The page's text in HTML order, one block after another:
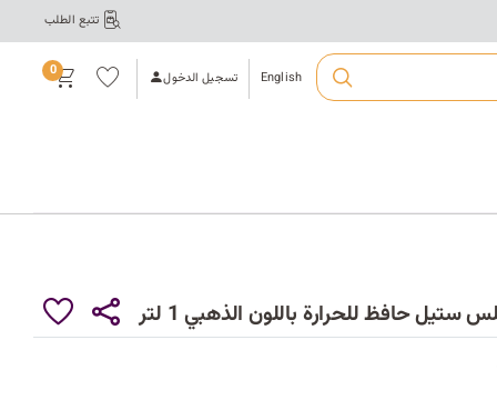
تتبع الطلب
ت
أ
ك
ال
ع
English تسجيل الدخول قائ
مة
الم
فض
0
حافظ للحرارة باللون الذهبي 1 لتر